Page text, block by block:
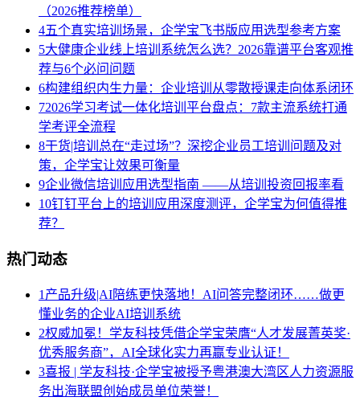
（2026推荐榜单）
4五个真实培训场景，企学宝飞书版应用选型参考方案
5大健康企业线上培训系统怎么选？2026靠谱平台客观推
荐与6个必问问题
6构建组织内生力量：企业培训从零散授课走向体系闭环
72026学习考试一体化培训平台盘点：7款主流系统打通
学考评全流程
8干货|培训总在“走过场”？深挖企业员工培训问题及对
策，企学宝让效果可衡量
9企业微信培训应用选型指南 ——从培训投资回报率看
10钉钉平台上的培训应用深度测评，企学宝为何值得推
荐？
热门动态
1 产品升级|AI陪练更快落地！AI问答完整闭环……做更
懂业务的企业AI培训系统
2权威加冕！学友科技凭借企学宝荣膺“人才发展菁英奖·
优秀服务商”，AI全球化实力再赢专业认证！
3喜报 | 学友科技·企学宝被授予粤港澳大湾区人力资源服
务出海联盟创始成员单位荣誉！